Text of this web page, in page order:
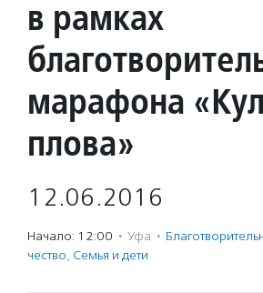
в рамках
марафона
плова»
12.06.2016
Начало: 12:00 · Уфа ·
чест­во, Семья и дети